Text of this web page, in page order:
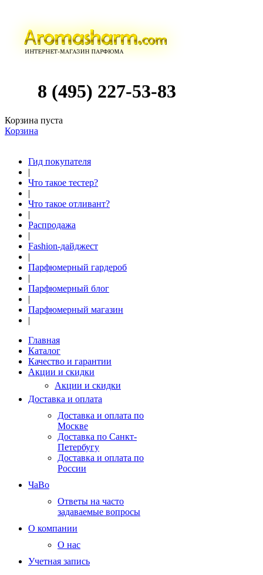
8 (495) 227-53-83
Корзина пуста
Корзина
Гид покупателя
|
Что такое тестер?
|
Что такое отливант?
|
Распродажа
|
Fashion-дайджест
|
Парфюмерный гардероб
|
Парфюмерный блог
|
Парфюмерный магазин
|
Главная
Каталог
Качество и гарантии
Акции и скидки
Акции и скидки
Доставка и оплата
Доставка и оплата по
Москве
Доставка по Санкт-
Петербугу
Доставка и оплата по
России
ЧаВо
Ответы на часто
задаваемые вопросы
О компании
О нас
Учетная запись